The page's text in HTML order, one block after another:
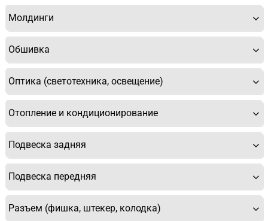
Молдинги
Обшивка
Оптика (светотехника, освещение)
Отопление и кондиционирование
Подвеска задняя
Подвеска передняя
Разъем (фишка, штекер, колодка)